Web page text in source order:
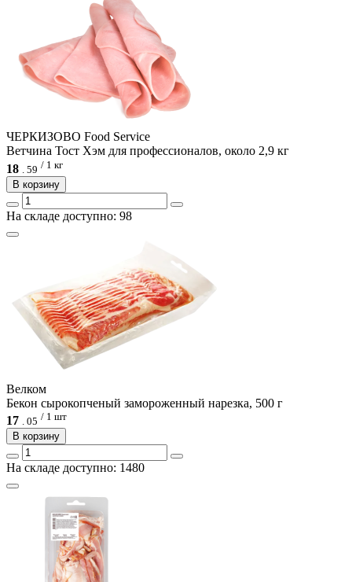
ЧЕРКИЗОВО Food Service
Ветчина Тост Хэм для профессионалов, около 2,9 кг
18
59 / 1 кг
В корзину
На складе доступно: 98
Велком
Бекон сырокопченый замороженный нарезка, 500 г
17 . 05 / 1 шт
В корзину
На складе доступно: 1480